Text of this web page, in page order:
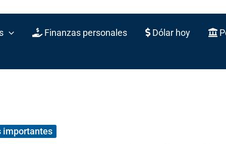
Finanzas personales Dólar hoy
importantes